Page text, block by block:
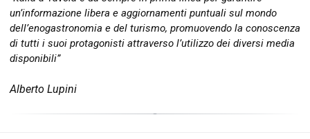
un’informazione libera e aggiornamenti puntuali sul mondo
dell’enogastronomia e del turismo, promuovendo la conoscenza
di tutti i suoi protagonisti attraverso l’utilizzo dei diversi media
disponibili”
Alberto Lupini